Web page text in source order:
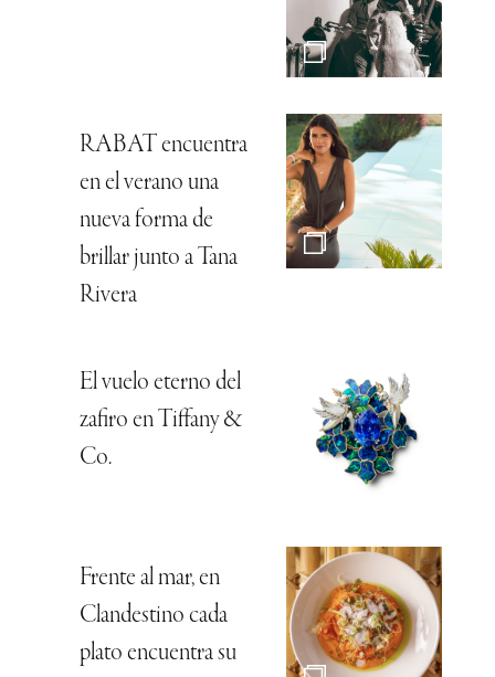
RABAT encuentra
en el verano una
nueva forma de
brillar junto a Tana
Rivera
El vuelo eterno del
zafiro en Tiffany &
Co.
Frente al mar, en
Clandestino cada
plato encuentra su